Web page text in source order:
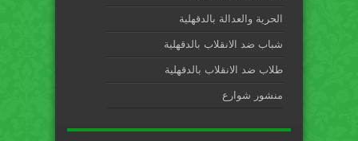
الحرية والعدالة بالدقهلية
شباب ضد الانقلاب بالدقهلية
طلاب ضد الانقلاب بالدقهلية
منشور شوارع